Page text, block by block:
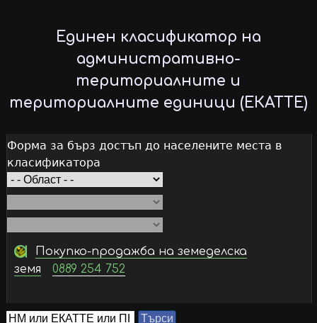
to
main
content
Единен класификатор на
административно-
териториалните и
териториалните единици (ЕКАТТЕ)
Форма за бърз достъп до населените места в
класификатора
Покупко-продажба на земеделска
земя
0889 254 752
Т